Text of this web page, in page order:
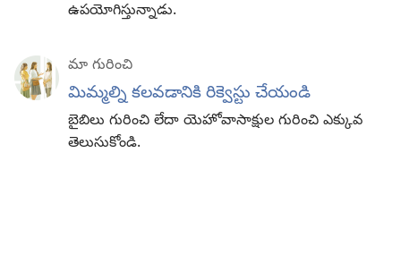
ఉపయోగిస్తున్నాడు.
మా గురించి
మిమ్మల్ని కలవడానికి రిక్వెస్టు చేయండి
బైబిలు గురించి లేదా యెహోవాసాక్షుల గురించి ఎక్కువ
తెలుసుకోండి.